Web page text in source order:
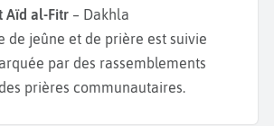
Aïd al-Fitr – Dakhla
de jeûne et de prière est suivie
par des rassemblements
prières communautaires.